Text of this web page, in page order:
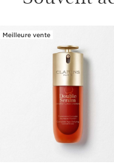
Meilleure vente